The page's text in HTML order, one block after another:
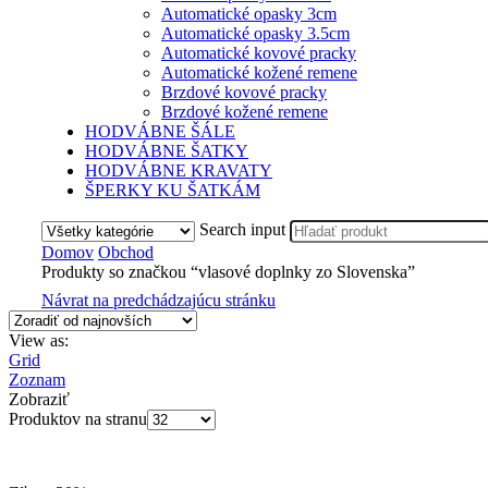
Automatické opasky 3cm
Automatické opasky 3.5cm
Automatické kovové pracky
Automatické kožené remene
Brzdové kovové pracky
Brzdové kožené remene
HODVÁBNE ŠÁLE
HODVÁBNE ŠATKY
HODVÁBNE KRAVATY
ŠPERKY KU ŠATKÁM
Search input
Domov Obchod
Produkty so značkou “vlasové doplnky zo Slovenska”
Návrat na predchádzajúcu stránku
View as:
Grid
Zoznam
Zobraziť
Produktov na stranu